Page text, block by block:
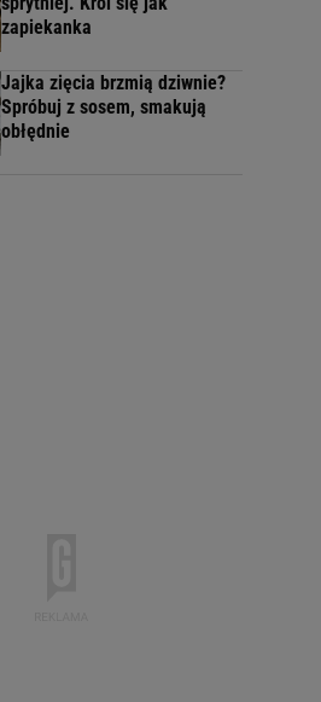
zapiekanka
Jajka zięcia brzmią dziwnie?
Spróbuj z sosem, smakują
obłędnie